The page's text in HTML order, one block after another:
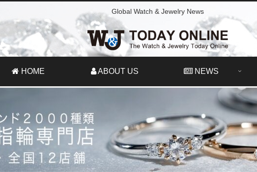
Global Watch & Jewelry News
HOME ABOUT US NEWS